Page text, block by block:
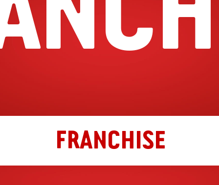
FRANCHISE